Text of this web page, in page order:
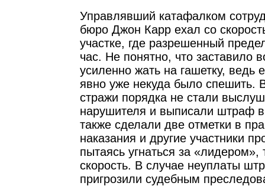
Управлявший катафалком
бюро Джон Карр ехал со
участке, где разрешенный
час. Не понятно, что заставило
усиленно жать на гашетку, ведь
явно уже некуда было спешить.
стражи порядка не стали
нарушителя и выписали штраф
также сделали две отметки в
наказания и другие участники
пытаясь угнаться за
скорость. В случае неуплаты
пригрозили судебным